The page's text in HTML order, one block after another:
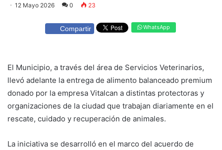
12 Mayo 2026 0 23
Compartir WhatsApp
El Municipio, a través del área de Servicios Veterinarios,
llevó adelante la entrega de alimento balanceado premium
donado por la empresa Vitalcan a distintas protectoras y
organizaciones de la ciudad que trabajan diariamente en el
rescate, cuidado y recuperación de animales.
La iniciativa se desarrolló en el marco del acuerdo de